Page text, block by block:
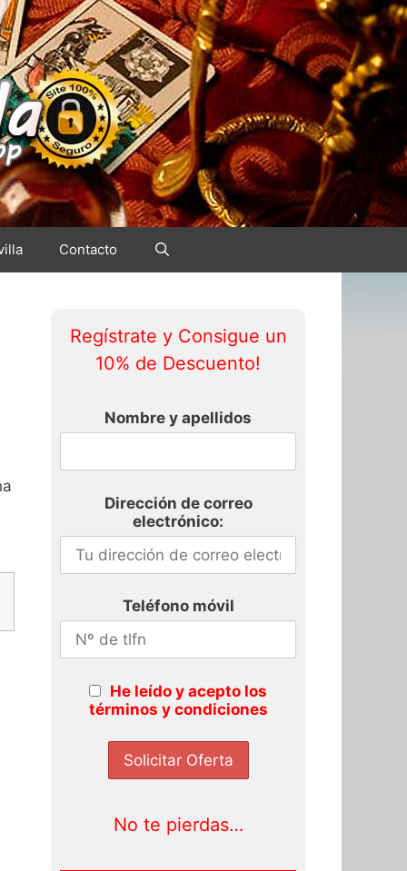
Contacto
Regístrate y Consigue un
10% de Descuento!
Nombre y apellidos
Dirección de correo
electrónico:
Teléfono móvil
He leído y acepto los
términos y condiciones
No te pierdas…